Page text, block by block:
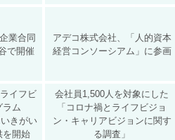
業合同
で開催
アデコ株式会社、「人的資本
経営コンソーシアム」に参画
イフビ
ラム
きがい
を開始
会社員1,500人を対象にした
「コロナ禍とライフビジョ
ン・キャリアビジョンに関す
る調査」